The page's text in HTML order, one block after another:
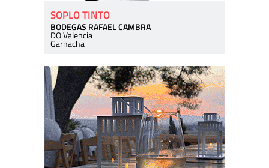
SOPLO TINTO
BODEGAS RAFAEL CAMBRA
DO Valencia
Garnacha